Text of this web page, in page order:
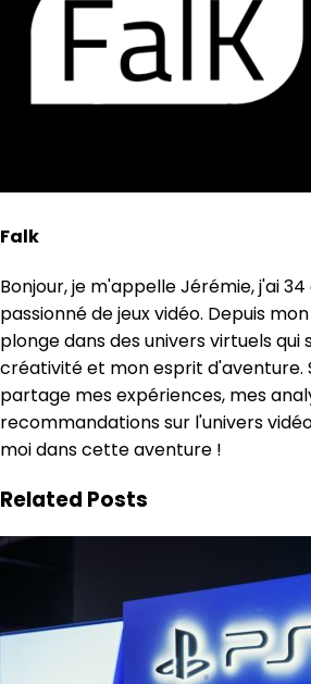
Falk
Bonjour, je m'appelle Jérémie, j'ai 34
passionné de jeux vidéo. Depuis
plonge dans des univers virtuels qui
créativité et mon esprit d'aventure.
partage mes expériences, mes
recommandations sur l'univers
moi dans cette aventure !
Related Posts